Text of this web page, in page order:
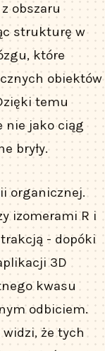
obszaru
strukturę w
które
obiektów
temu
nie jako ciąg
bryły.
organicznej.
izomerami R i
- dopóki
3D
kwasu
odbiciem.
że tych